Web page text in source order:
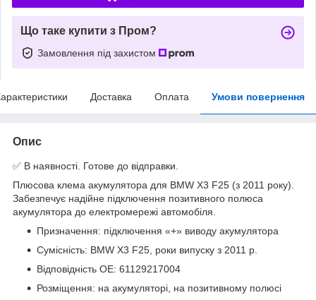
Що таке купити з Пром?
Замовлення під захистом
Доставка Оплата Умови повернення
Опис
✅ В наявності. Готове до відправки.
Плюсова клема акумулятора для BMW X3 F25 (з 2011 року).
Забезпечує надійне підключення позитивного полюса
акумулятора до електромережі автомобіля.
Призначення: підключення «+» виводу акумулятора
Сумісність: BMW X3 F25, роки випуску з 2011 р.
Відповідність OE: 61129217004
Розміщення: на акумуляторі, на позитивному полюсі